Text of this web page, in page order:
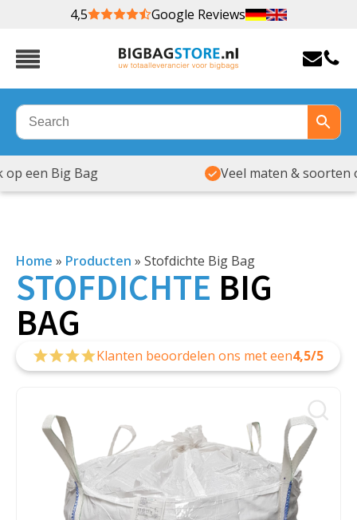
4,5 Google Reviews
Veel maten & soorten op voorraad
Home » Producten » Stofdichte Big Bag
STOFDICHTE BIG
BAG
Klanten beoordelen ons met een4,5/5